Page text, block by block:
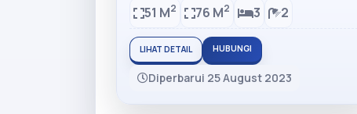
51 M2 76 M2 3 2
LIHAT DETAIL HUBUNGI
Diperbarui 25 August 2023